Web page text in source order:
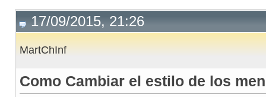
17/09/2015, 21:26
MartChInf
Como Cambiar el estilo de los